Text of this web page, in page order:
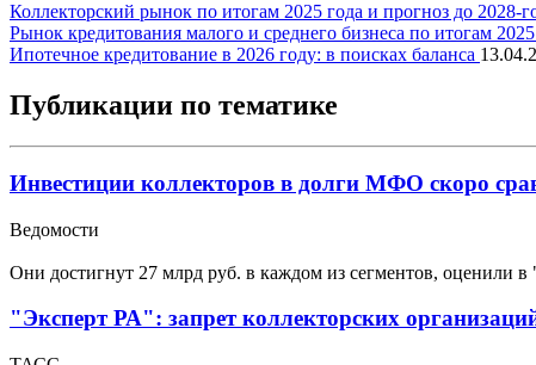
Коллекторский рынок по итогам 2025 года и прогноз до 2028-
Рынок кредитования малого и среднего бизнеса по итогам
Ипотечное кредитование в 2026 году: в поисках баланса
Публикации по тематике
Инвестиции коллекторов в долги МФО скоро
Ведомости
Они достигнут 27 млрд руб. в каждом из сегментов, оценили
"Эксперт РА": запрет коллекторских